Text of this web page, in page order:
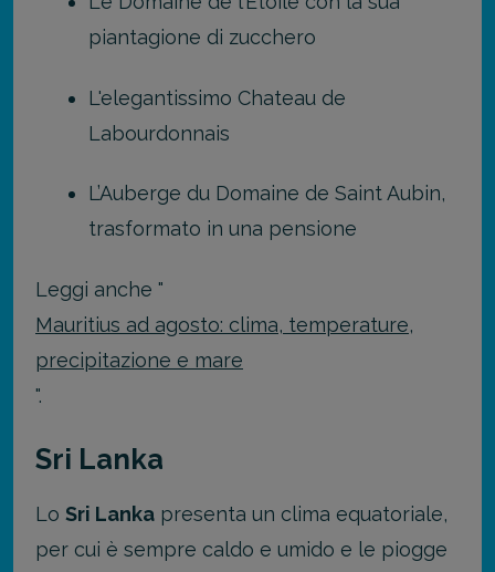
piantagione di zucchero
L'elegantissimo Chateau de
Labourdonnais
L’Auberge du Domaine de Saint Aubin,
trasformato in una pensione
Leggi anche "
Mauritius ad agosto: clima, temperature,
precipitazione e mare
".
Sri Lanka
Lo Sri Lanka presenta un clima equatoriale,
per cui è sempre caldo e umido e le piogge